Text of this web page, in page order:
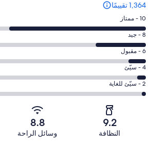
1,364 تقييمًا
درجة
التصنيف
10
-
ممتاز.
858
من
أصل
10 - ممتاز
درجة
التصنيف
8
-
جيد.
318
8 - جيد
درجة
التصنيف
6
-
مقبول.
6 - مقبول
درجة
التصنيف
4
4 - سيّئ
درجة
التصنيف
2 - سيّئ للغاية
9.2
النظافة
8.8
وسائل الراحة